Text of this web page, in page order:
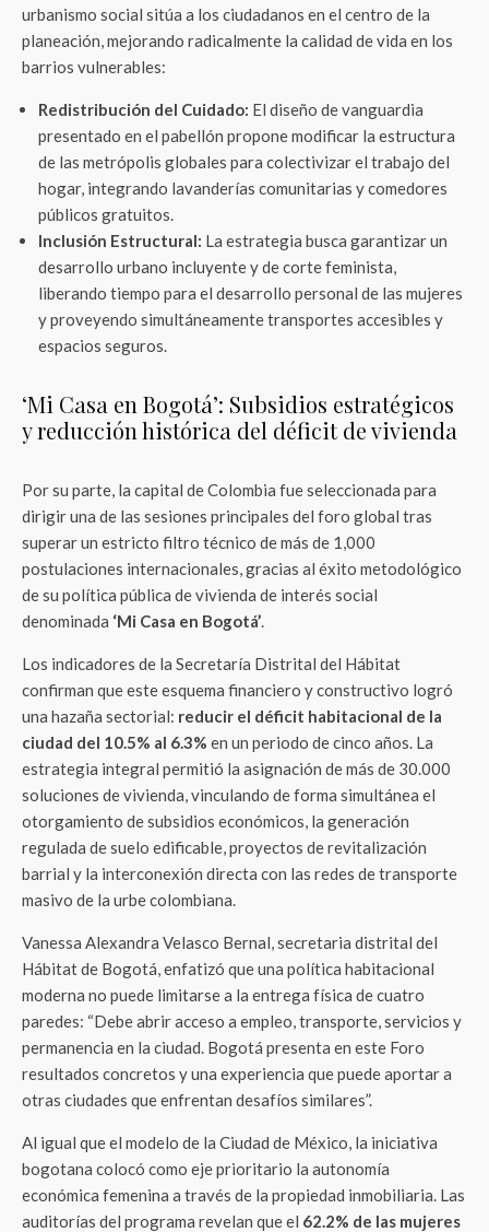
urbanismo social sitúa a los ciudadanos en el centro de la
planeación, mejorando radicalmente la calidad de vida en los
barrios vulnerables:
Redistribución del Cuidado: El diseño de vanguardia
presentado en el pabellón propone modificar la estructura
de las metrópolis globales para colectivizar el trabajo del
hogar, integrando lavanderías comunitarias y comedores
públicos gratuitos.
Inclusión Estructural: La estrategia busca garantizar un
desarrollo urbano incluyente y de corte feminista,
liberando tiempo para el desarrollo personal de las mujeres
y proveyendo simultáneamente transportes accesibles y
espacios seguros.
‘Mi Casa en Bogotá’: Subsidios estratégicos
y reducción histórica del déficit de vivienda
Por su parte, la capital de Colombia fue seleccionada para
dirigir una de las sesiones principales del foro global tras
superar un estricto filtro técnico de más de 1,000
postulaciones internacionales, gracias al éxito metodológico
de su política pública de vivienda de interés social
denominada ‘Mi Casa en Bogotá’.
Los indicadores de la Secretaría Distrital del Hábitat
confirman que este esquema financiero y constructivo logró
una hazaña sectorial: reducir el déficit habitacional de la
ciudad del 10.5% al 6.3% en un periodo de cinco años. La
estrategia integral permitió la asignación de más de 30.000
soluciones de vivienda, vinculando de forma simultánea el
otorgamiento de subsidios económicos, la generación
regulada de suelo edificable, proyectos de revitalización
barrial y la interconexión directa con las redes de transporte
masivo de la urbe colombiana.
Vanessa Alexandra Velasco Bernal, secretaria distrital del
Hábitat de Bogotá, enfatizó que una política habitacional
moderna no puede limitarse a la entrega física de cuatro
paredes: “Debe abrir acceso a empleo, transporte, servicios y
permanencia en la ciudad. Bogotá presenta en este Foro
resultados concretos y una experiencia que puede aportar a
otras ciudades que enfrentan desafíos similares”.
Al igual que el modelo de la Ciudad de México, la iniciativa
bogotana colocó como eje prioritario la autonomía
económica femenina a través de la propiedad inmobiliaria. Las
auditorías del programa revelan que el 62.2% de las mujeres